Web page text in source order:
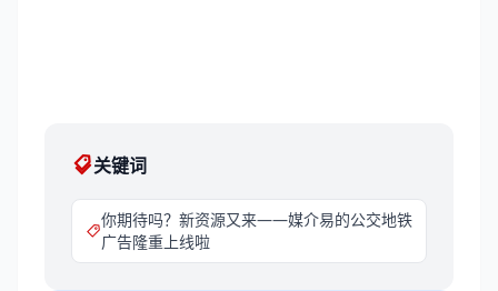
关键词
你期待吗？新资源又来——媒介易的公交地铁
广告隆重上线啦